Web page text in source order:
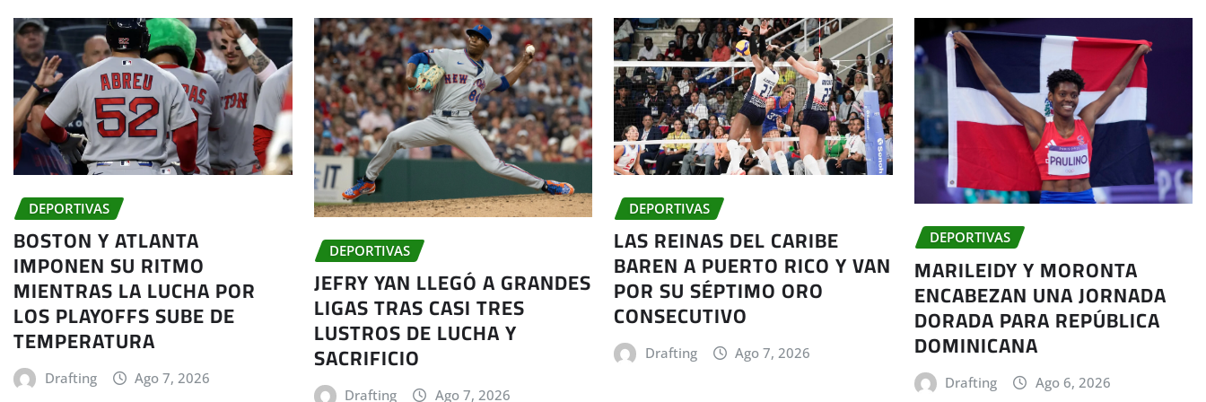
DEPORTIVAS
BOSTON Y ATLANTA
IMPONEN SU RITMO
MIENTRAS LA LUCHA POR
LOS PLAYOFFS SUBE DE
TEMPERATURA
Drafting Ago 7, 2026
DEPORTIVAS
JEFRY YAN LLEGÓ A GRANDES
LIGAS TRAS CASI TRES
LUSTROS DE LUCHA Y
SACRIFICIO
Drafting Ago 7, 2026
DEPORTIVAS
LAS REINAS DEL CARIBE
BAREN A PUERTO RICO Y VAN
POR SU SÉPTIMO ORO
CONSECUTIVO
Drafting Ago 7, 2026
DEPORTIVAS
MARILEIDY Y MORONTA
ENCABEZAN UNA JORNADA
DORADA PARA REPÚBLICA
DOMINICANA
Drafting Ago 6, 2026